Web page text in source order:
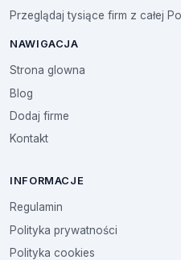
Przeglądaj tysiące firm z całej
NAWIGACJA
Strona glowna
Blog
Dodaj firme
Kontakt
INFORMACJE
Regulamin
Polityka prywatności
Polityka cookies